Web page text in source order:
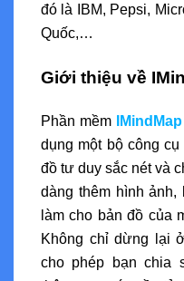
đó là IBM, Pepsi,
Quốc,…
Giới thiệu về
Phần mềm IMindMap
dụng một bộ công
đồ tư duy sắc nét và
dàng thêm hình
làm cho bản đồ của
Không chỉ dừng lại
cho phép bạn chia